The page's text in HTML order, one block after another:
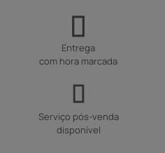
Entrega
com hora marcada
Serviço pós-venda
disponível